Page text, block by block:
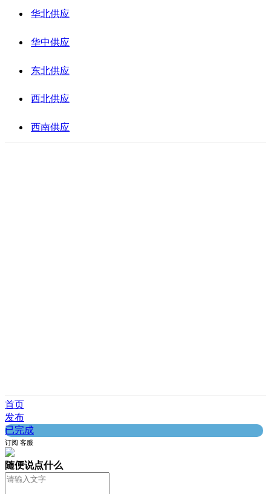
华北供应
华中供应
东北供应
西北供应
西南供应
首页
发布
已完成
订阅 客服
随便说点什么